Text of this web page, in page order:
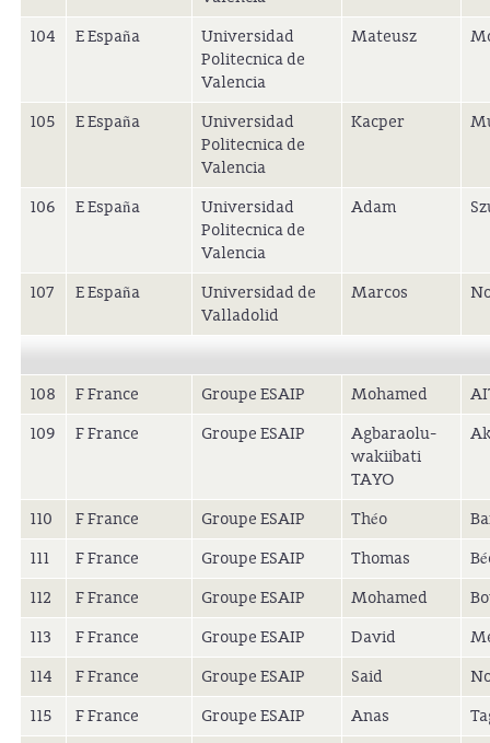
104 E España
Universidad
Politecnica de
Valencia
Mateusz
105 E España
Universidad
Politecnica de
Valencia
Kacper
106 E España
Universidad
Politecnica de
Valencia
Adam
107 E España
Universidad de
Valladolid
Marcos
108 F France Groupe ESAIP Mohamed
109
F France Groupe ESAIP
Agbaraolu-
wakiibati
TAYO
110 F France Groupe ESAIP Théo
111
F France Groupe ESAIP Thomas
112
F France Groupe ESAIP Mohamed
113
F France Groupe ESAIP David
114
F France Groupe ESAIP Said
115
F France Groupe ESAIP Anas